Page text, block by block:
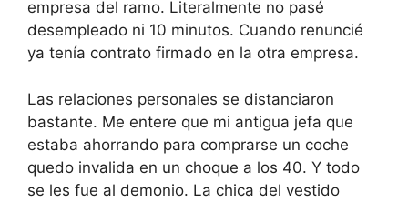
empresa del ramo. Literalmente no pasé
desempleado ni 10 minutos. Cuando renuncié
ya tenía contrato firmado en la otra empresa.
Las relaciones personales se distanciaron
bastante. Me entere que mi antigua jefa que
estaba ahorrando para comprarse un coche
quedo invalida en un choque a los 40. Y todo
se les fue al demonio. La chica del vestido